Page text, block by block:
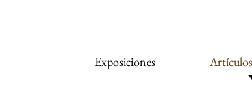
Exposiciones